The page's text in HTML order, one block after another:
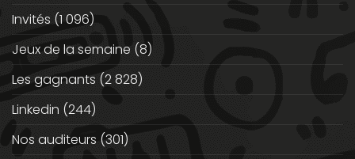
Invités (1 096)
Jeux de la semaine (8)
Les gagnants (2 828)
Linkedin (244)
Nos auditeurs (301)